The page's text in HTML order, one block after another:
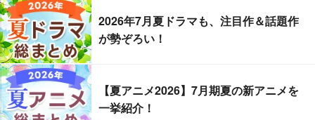
2026年7月夏ドラマも、注目作＆話題作
が勢ぞろい！
【夏アニメ2026】7月期夏の新アニメを
一挙紹介！